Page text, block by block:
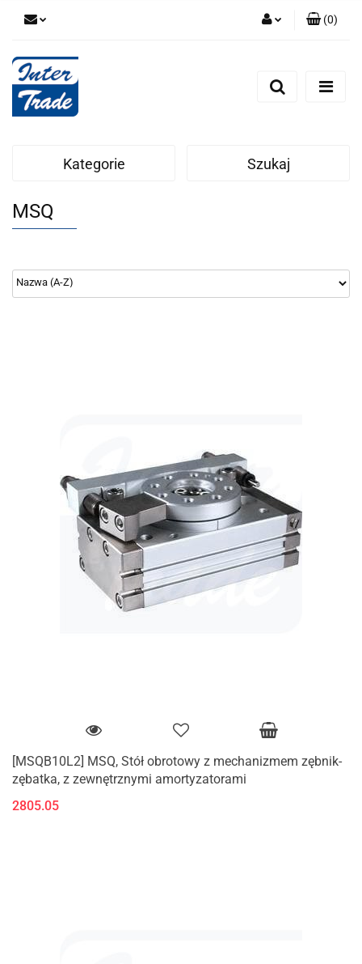
Zarejestruj się
(0)
Kategorie Szukaj
MSQ
[MSQB10L2] MSQ, Stół obrotowy z mechanizmem zębnik-
zębatka, z zewnętrznymi amortyzatorami
2805.05